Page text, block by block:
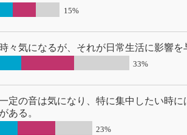
15%
々気になるが、それが日常生活に影響を
33%
定の音は気になり、特に集中したい時に
ある。
23%